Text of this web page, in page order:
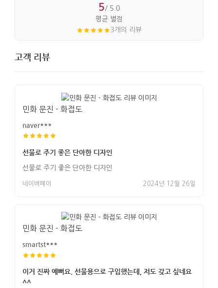
5/ 5.0
평균 별점
3개의 리뷰
고객 리뷰
민화 문진 - 화접도
naver***
선물로 주기 좋은 단아한 디자인
선물로 주기 좋은 단아한 디자인
네이버페이 2024년 12월 26일
민화 문진 - 화접도
smartst***
이거 진짜 예뻐요. 선물용으로 구입했는데, 저도 갖고 싶네요
^^